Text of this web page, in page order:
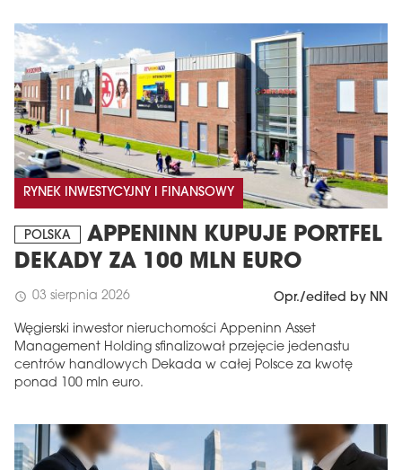
RYNEK INWESTYCYJNY I FINANSOWY
POLSKA
APPENINN KUPUJE PORTFEL
DEKADY ZA 100 MLN EURO
schedule 03 sierpnia 2026 Opr./edited by NN
Węgierski inwestor nieruchomości Appeninn Asset
Management Holding sfinalizował przejęcie jedenastu
centrów handlowych Dekada w całej Polsce za kwotę
ponad 100 mln euro.